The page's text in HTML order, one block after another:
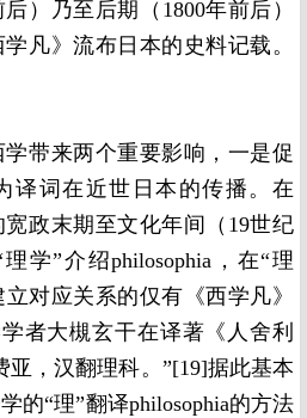
）乃至后期（1800年前后）
凡》流布日本的史料记载。
学带来两个重要影响，一是促
译词在近世日本的传播。在
宽政末期至文化年间（19世纪
学”介绍philosophia，在“理
对应关系的仅有《西学凡》
者大槻玄干在译著《人舍利
亚，汉翻理科。”[19]据此基本
的“理”翻译philosophia的方法